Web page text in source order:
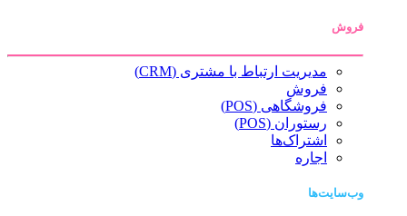
فروش
مدیریت ارتباط با مشتری (CRM)
فروش
فروشگاهی (POS)
رستوران (POS)
اشتراک‌ها
اجاره
وب‌سایت‌ها